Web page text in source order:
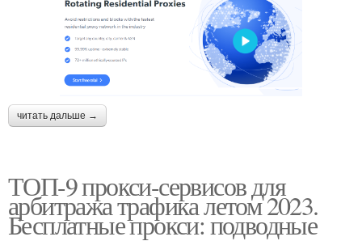
читать дальше →
ТОП-9 прокси-сервисов для
арбитража трафика летом 2023.
Бесплатные прокси: подводные